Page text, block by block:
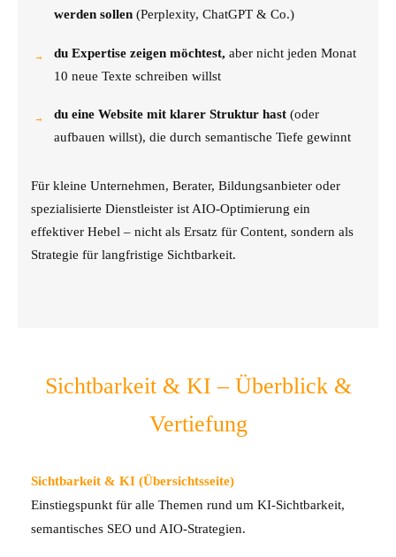
werden sollen(Perplexity, ChatGPT & Co.)
du Expertise zeigen möchtest, aber nicht jeden Monat
10 neue Texte schreiben willst
du eine Website mit klarer Struktur hast(oder
aufbauen willst), die durch semantische Tiefe gewinnt
Für kleine Unternehmen, Berater, Bildungsanbieter oder
spezialisierte Dienstleister ist AIO-Optimierung ein
effektiver Hebel – nicht als Ersatz für Content, sondern als
Strategie für langfristige Sichtbarkeit.
Sichtbarkeit & KI – Überblick &
Vertiefung
Sichtbarkeit & KI (Übersichtsseite)
Einstiegspunkt für alle Themen rund um KI-Sichtbarkeit,
semantisches SEO und AIO-Strategien.